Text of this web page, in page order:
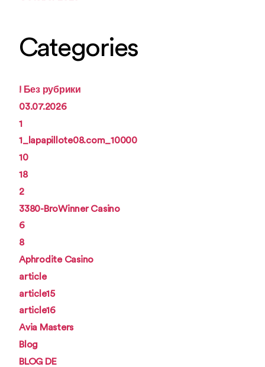
Categories
! Без рубрики
03.07.2026
1
1_lapapillote08.com_10000
10
18
2
3380-BroWinner Casino
6
8
Aphrodite Casino
article
article15
article16
Avia Masters
Blog
BLOG DE